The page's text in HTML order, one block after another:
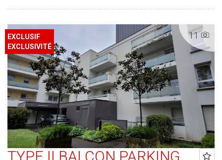
11
EXCLUSIF
EXCLUSIVITÉ
TYPE II BALCON PARKING